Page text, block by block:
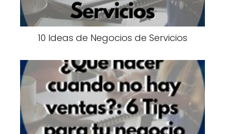
10 Ideas de Negocios de Servicios